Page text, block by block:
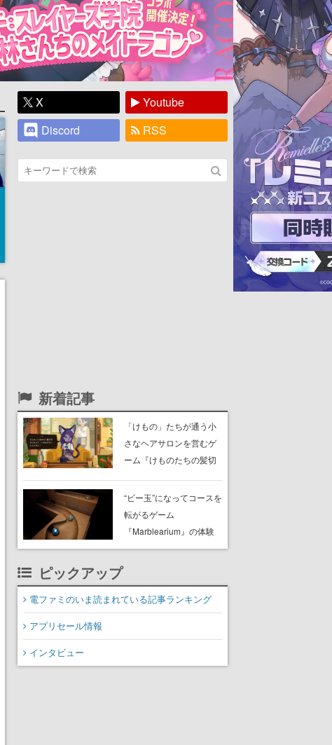
X
Youtube
Discord
RSS
新着記事
「けもの」たちが通う小
さなヘアサロンを営むゲ
ーム『けものたちの髪切
始。悩みを持ったお客様
と会話を交わし“本当に望
んでる髪型”を見つけ出す
“ビー玉”になってコースを
転がるゲーム
『Marblearium』の体験
版がSteamで本日8月7日
ピックアップ
電ファミのいま読まれている記事ランキング
アプリセール情報
インタビュー